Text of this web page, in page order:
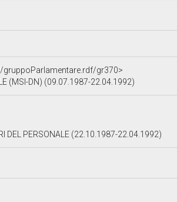
gr370>
(MSI-DN) (09.07.1987-22.04.1992)
DEL PERSONALE (22.10.1987-22.04.1992)